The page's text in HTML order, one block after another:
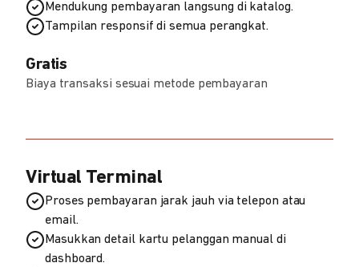
Mendukung pembayaran langsung di katalog.
Tampilan responsif di semua perangkat.
Gratis
Biaya transaksi sesuai metode pembayaran
Virtual Terminal
Proses pembayaran jarak jauh via telepon atau
email.
Masukkan detail kartu pelanggan manual di
dashboard.